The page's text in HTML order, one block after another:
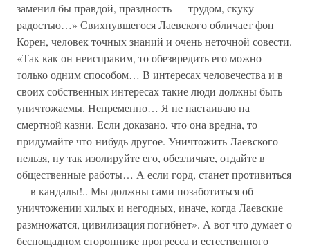
заменил бы правдой, праздность — трудом, скуку —
радостью…» Свихнувшегося Лаевского обличает фон
Корен, человек точных знаний и очень неточной совести.
«Так как он неисправим, то обезвредить его можно
только одним способом… В интересах человечества и в
своих собственных интересах такие люди должны быть
уничтожаемы. Непременно… Я не настаиваю на
смертной казни. Если доказано, что она вредна, то
придумайте что-нибудь другое. Уничтожить Лаевского
нельзя, ну так изолируйте его, обезличьте, отдайте в
общественные работы… А если горд, станет противиться
— в кандалы!.. Мы должны сами позаботиться об
уничтожении хилых и негодных, иначе, когда Лаевские
размножатся, цивилизация погибнет». А вот что думает о
беспощадном стороннике прогресса и естественного